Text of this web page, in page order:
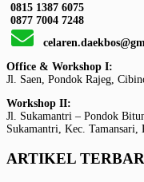
0815 1387 6075
0877 7004 7248
Office & Workshop I:
Jl. Saen, Pondok Rajeg,
Workshop II:
Jl. Sukamantri – Pondok
Sukamantri, Kec. Tamansari,
ARTIKEL